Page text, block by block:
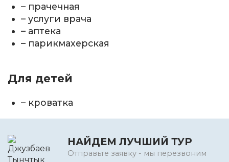
– прачечная
– услуги врача
– аптека
– парикмахерская
Для детей
– кроватка
НАЙДЕМ ЛУЧШИЙ ТУР
Отправьте заявку - мы перезвоним